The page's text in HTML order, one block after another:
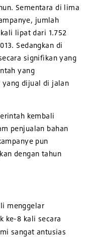
Sementara di lima
jumlah
lipat dari 1.752
Sedangkan di
signifikan yang
yang
yang dijual di jalan
kembali
penjualan bahan
pun
dengan tahun
menggelar
ke-8 kali secara
sangat antusias